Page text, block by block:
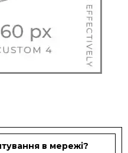
в мережі?